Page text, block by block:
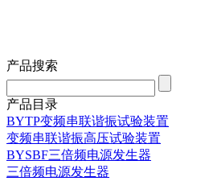
产品搜索
产品目录
BYTP变频串联谐振试验装置
变频串联谐振高压试验装置
BYSBF三倍频电源发生器
三倍频电源发生器